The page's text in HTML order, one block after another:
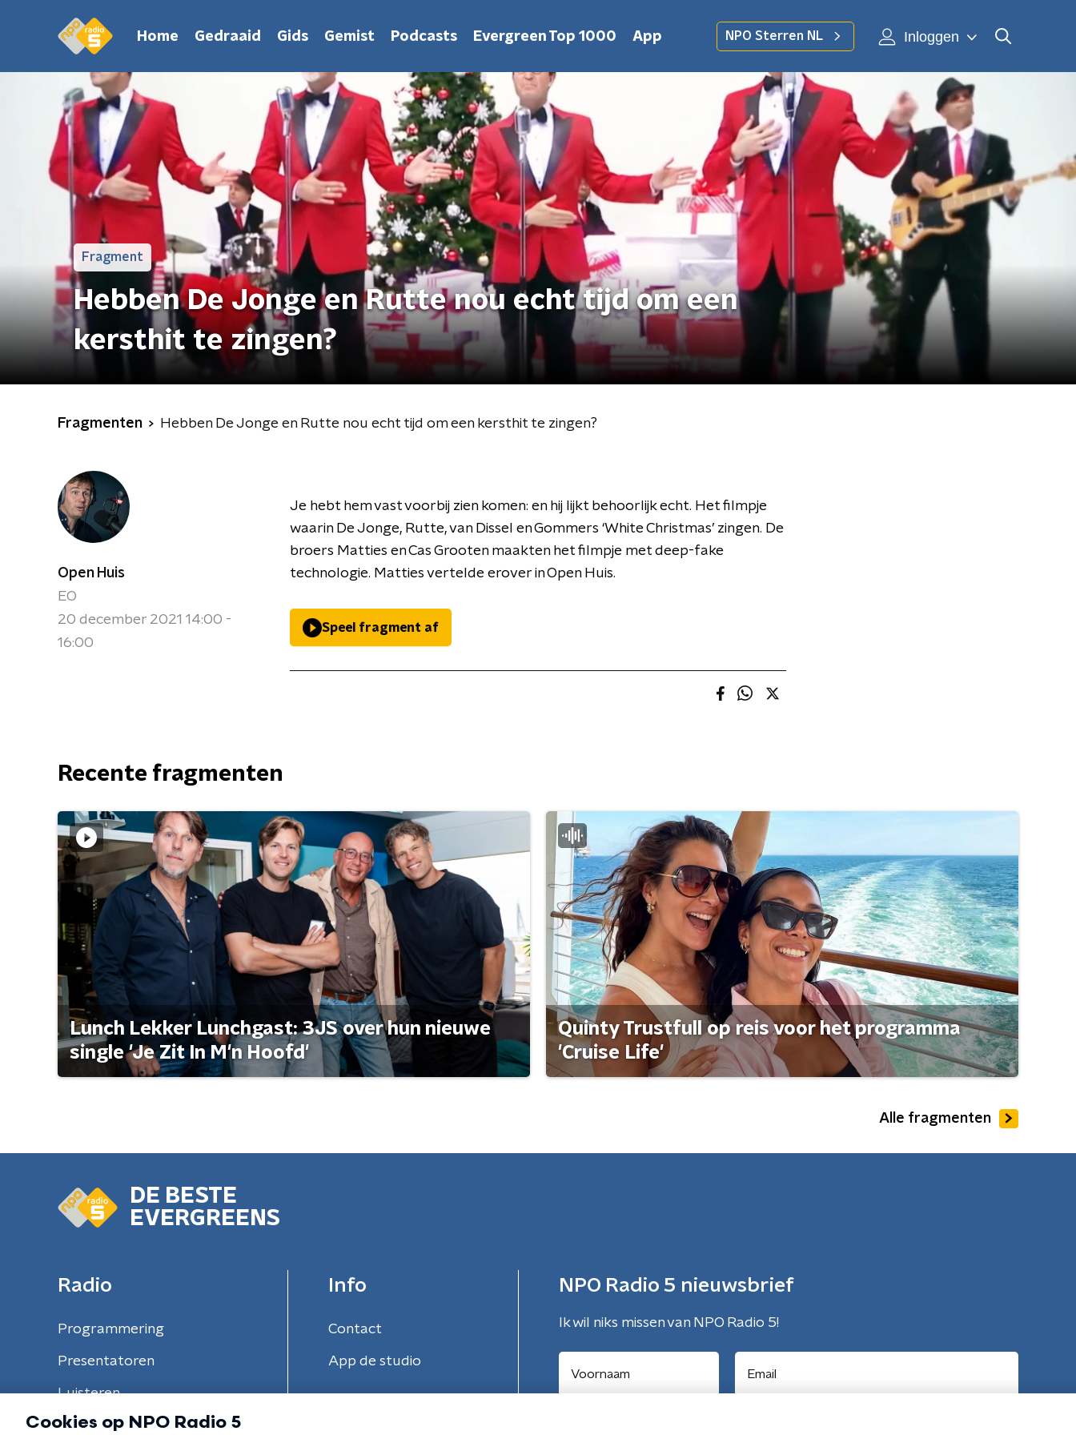
Home Gedraaid Gids Gemist Podcasts Evergreen Top 1000 App NPO Sterren NL Inloggen
Fragment
Hebben De Jonge en Rutte nou echt tijd om een
kersthit te zingen?
Fragmenten Hebben De Jonge en Rutte nou echt tijd om een kersthit te zingen?
Open Huis
EO
20 december 2021 14:00 -
16:00
Je hebt hem vast voorbij zien komen: en hij lijkt behoorlijk echt. Het filmpje
waarin De Jonge, Rutte, van Dissel en Gommers ‘White Christmas’ zingen. De
broers Matties en Cas Grooten maakten het filmpje met deep-fake
technologie. Matties vertelde erover in Open Huis.
Speel fragment af
Recente fragmenten
Lunch Lekker Lunchgast: 3JS over hun nieuwe
single 'Je Zit In M'n Hoofd'
Quinty Trustfull op reis voor het programma
'Cruise Life'
Alle fragmenten
DE BESTE
EVERGREENS
Radio
Programmering
Presentatoren
Luisteren
Info
Contact
App de studio
NPO Radio 5 nieuwsbrief
Ik wil niks missen van NPO Radio 5!